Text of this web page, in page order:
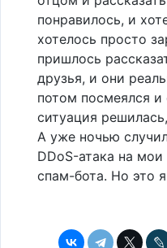
понравилось, и
хотелось просто
пришлось
друзья, и они
потом посмеялся и
ситуация
А уже ночью
DDoS-атака на
спам-бота. Но это